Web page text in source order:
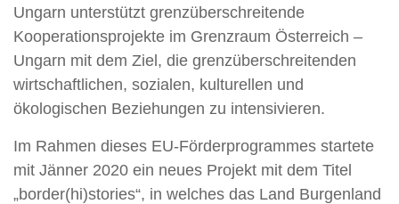
Ungarn unterstützt grenzüberschreitende
Kooperationsprojekte im Grenzraum Österreich –
Ungarn mit dem Ziel, die grenzüberschreitenden
wirtschaftlichen, sozialen, kulturellen und
ökologischen Beziehungen zu intensivieren.
Im Rahmen dieses EU-Förderprogrammes startete
mit Jänner 2020 ein neues Projekt mit dem Titel
„border(hi)stories“, in welches das Land Burgenland